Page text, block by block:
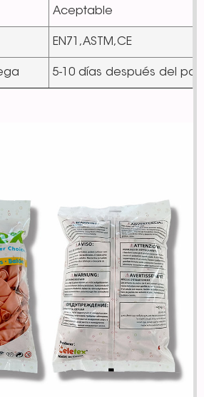
Aceptable
EN71,ASTM,CE
5-10 días después del